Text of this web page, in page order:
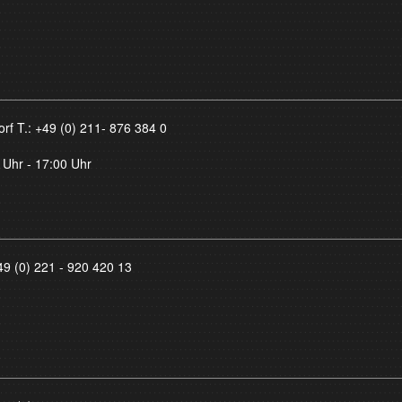
T.: +49 (0) 211- 876 384 0
- 17:00 Uhr
(0) 221 - 920 420 13